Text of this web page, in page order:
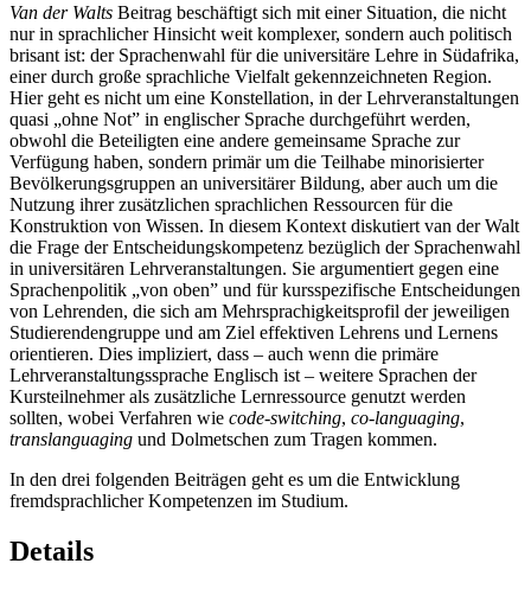
Van der Walts Beitrag beschäftigt sich mit einer Situation, die nicht
nur in sprachlicher Hinsicht weit komplexer, sondern auch politisch
brisant ist: der Sprachenwahl für die universitäre Lehre in Südafrika,
einer durch große sprachliche Vielfalt gekennzeichneten Region.
Hier geht es nicht um eine Konstellation, in der Lehrveranstaltungen
quasi „ohne Not” in englischer Sprache durchgeführt werden,
obwohl die Beteiligten eine andere gemeinsame Sprache zur
Verfügung haben, sondern primär um die Teilhabe minorisierter
Bevölkerungsgruppen an universitärer Bildung, aber auch um die
Nutzung ihrer zusätzlichen sprachlichen Ressourcen für die
Konstruktion von Wissen. In diesem Kontext diskutiert van der Walt
die Frage der Entscheidungskompetenz bezüglich der Sprachenwahl
in universitären Lehrveranstaltungen. Sie argumentiert gegen eine
Sprachenpolitik „von oben” und für kursspezifische Entscheidungen
von Lehrenden, die sich am Mehrsprachigkeitsprofil der jeweiligen
Studierendengruppe und am Ziel effektiven Lehrens und Lernens
orientieren. Dies impliziert, dass – auch wenn die primäre
Lehrveranstaltungssprache Englisch ist – weitere Sprachen der
Kursteilnehmer als zusätzliche Lernressource genutzt werden
sollten, wobei Verfahren wie code-switching, co-languaging,
translanguaging und Dolmetschen zum Tragen kommen.
In den drei folgenden Beiträgen geht es um die Entwicklung
fremdsprachlicher Kompetenzen im Studium.
Details